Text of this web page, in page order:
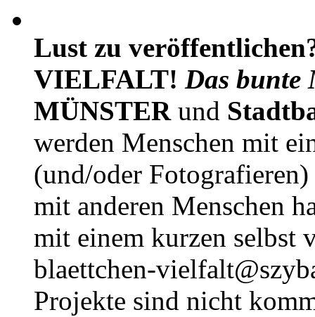
Lust zu
VIELFALT! Das bunte
MÜNSTERund
werden Menschen mit
(und/oder
mit anderen Menschen
mit einem kurzen selbst
blaettchen-
Projekte sind nicht